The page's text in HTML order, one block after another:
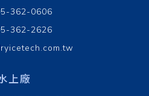
362-0606
362-2626
上廠